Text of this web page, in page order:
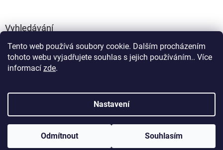
Tento web používá soubory cookie. Dalším procházením
tohoto webu vyjadřujete souhlas s jejich používáním.. Více
informací zde.
Nastavení
Odmítnout Souhlasím
Vyhledávání
HLEDAT
FOXYLIFE - přírodní doplňky výživy
práva vyhrazena.
Upravit nastavení cookies